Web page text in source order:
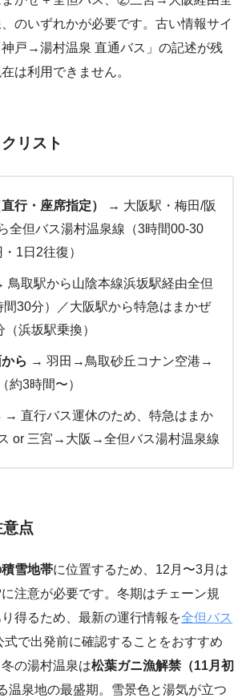
のいずれかが必要です。古い情報サイ
神戸→湯村温泉 直通バス」の記述が残
は利用できません。
リスト
行・座席指定）
→ 大阪駅・梅田/阪
全但バス湯村温泉線（3時間00-30
1日2往復）
鳥取駅から山陰本線浜坂駅経由全但
間30分）／大阪駅から特急はまかぜ
浜坂駅乗換）
ら → 羽田→鳥取砂丘コナン空港→
約3時間〜）
→ 直行バス運休のため、特急はまか
or 三宮→大阪→全但バス湯村温泉線
点
雪地帯に位置するため、12月〜3月は
注意が必要です。冬期はチェーン規
得るため、最新の運行情報を全但バス
式で出発前に確認することをおすすめ
の湯村温泉は松葉ガニ漁解禁（11月初
温泉地の最盛期。雪景色と湯気が立つ